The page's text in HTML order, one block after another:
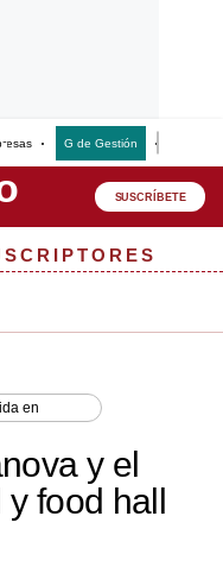
G de Gestión
SUSCRÍBETE
en
y el
y food hall